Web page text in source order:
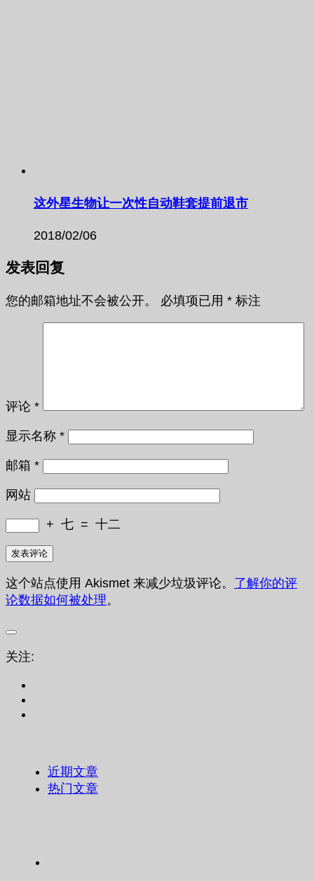
这外星生物让一次性自动鞋套提前退市
2018/02/06
发表回复
您的邮箱地址不会被公开。 必填项已用 * 标注
评论 *
显示名称 *
邮箱 *
网站
+ 七 = 十二
这个站点使用 Akismet 来减少垃圾评论。 了解你的评
论数据如何被处理。
关注:
近期文章
热门文章